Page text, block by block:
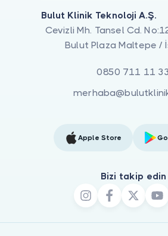
Bulut Klinik Teknoloji A.Ş.
Cevizli Mh. Tansel Cd.
Bulut Plaza Maltepe /
0850 711 11 33
Apple Store
Bizi takip edin